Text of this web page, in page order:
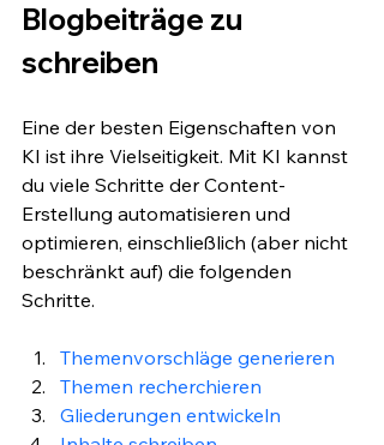
Blogbeiträge zu
schreiben
Eine der besten Eigenschaften von
KI ist ihre Vielseitigkeit. Mit KI kannst
du viele Schritte der Content-
Erstellung automatisieren und
optimieren, einschließlich (aber nicht
beschränkt auf) die folgenden
Schritte.
Themenvorschläge generieren
Themen recherchieren
Gliederungen entwickeln